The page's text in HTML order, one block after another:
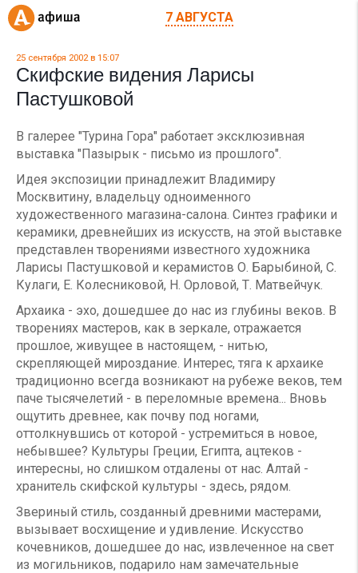
7 АВГУСТА
25 сентября 2002 в 15:07
Скифские видения Ларисы
Пастушковой
В галерее "Турина Гора" работает эксклюзивная
выставка "Пазырык - письмо из прошлого".
Идея экспозиции принадлежит Владимиру
Москвитину, владельцу одноименного
художественного магазина-салона. Синтез графики и
керамики, древнейших из искусств, на этой выставке
представлен творениями известного художника
Ларисы Пастушковой и керамистов О. Барыбиной, С.
Кулаги, Е. Колесниковой, Н. Орловой, Т. Матвейчук.
Архаика - эхо, дошедшее до нас из глубины веков. В
творениях мастеров, как в зеркале, отражается
прошлое, живущее в настоящем, - нитью,
скрепляющей мироздание. Интерес, тяга к архаике
традиционно всегда возникают на рубеже веков, тем
паче тысячелетий - в переломные времена... Вновь
ощутить древнее, как почву под ногами,
оттолкнувшись от которой - устремиться в новое,
небывшее? Культуры Греции, Египта, ацтеков -
интересны, но слишком отдалены от нас. Алтай -
хранитель скифской культуры - здесь, рядом.
Звериный стиль, созданный древними мастерами,
вызывает восхищение и удивление. Искусство
кочевников, дошедшее до нас, извлеченное на свет
из могильников, подарило нам замечательные